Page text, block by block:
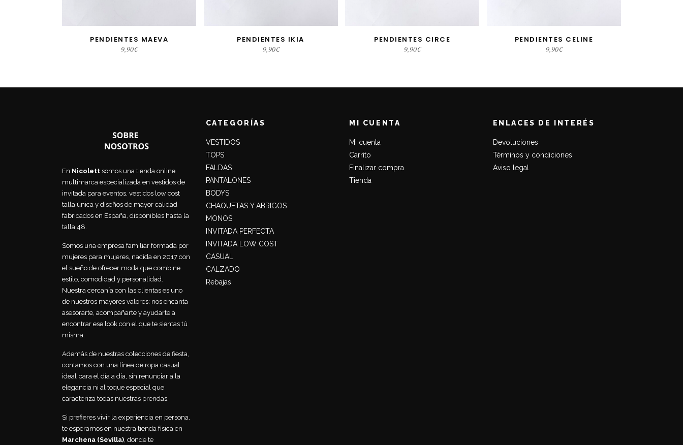
AÑADIR AL CARRITO
PENDIENTES MAEVA
9,90€
AÑADIR AL CARRITO
PENDIENTES IKIA
9,90€
AÑADIR AL CARRITO
PENDIENTES CIRCE
9,90€
AÑADIR AL CARRITO
PENDIENTES CELINE
9,90€
En Nicolett somos una tienda online
multimarca especializada en vestidos de
invitada para eventos, vestidos low cost
talla única y diseños de mayor calidad
fabricados en España, disponibles hasta la
talla 48.
Somos una empresa familiar formada por
mujeres para mujeres, nacida en 2017 con
el sueño de ofrecer moda que combine
estilo, comodidad y personalidad.
Nuestra cercanía con las clientas es uno
de nuestros mayores valores: nos encanta
asesorarte, acompañarte y ayudarte a
encontrar ese look con el que te sientas tú
misma.
Además de nuestras colecciones de fiesta,
contamos con una línea de ropa casual
ideal para el día a día, sin renunciar a la
elegancia ni al toque especial que
caracteriza todas nuestras prendas.
Si prefieres vivir la experiencia en persona,
te esperamos en nuestra tienda física en
Marchena (Sevilla), donde te
CATEGORÍAS
VESTIDOS
TOPS
FALDAS
PANTALONES
BODYS
CHAQUETAS Y ABRIGOS
MONOS
INVITADA PERFECTA
INVITADA LOW COST
CASUAL
CALZADO
Rebajas
MI CUENTA
Mi cuenta
Carrito
Finalizar compra
Tienda
ENLACES DE INTERÉS
Devoluciones
Términos y condiciones
Aviso legal